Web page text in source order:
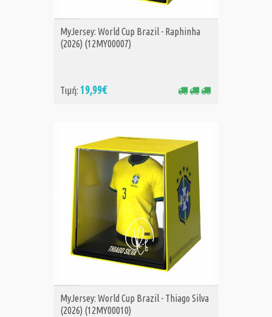
ΑΓΟΡΑ
MyJersey: World Cup Brazil - Raphinha
(2026) (12MY00007)
Τιμή: 19,99€
ΑΓΟΡΑ
MyJersey: World Cup Brazil - Thiago Silva
(2026) (12MY00010)